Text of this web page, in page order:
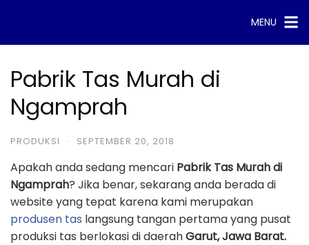
content
MENU
Pabrik Tas Murah di
Ngamprah
PRODUKSI · SEPTEMBER 20, 2018
Apakah anda sedang mencari Pabrik Tas Murah di
Ngamprah? Jika benar, sekarang anda berada di
website yang tepat karena kami merupakan
produsen tas langsung tangan pertama yang pusat
produksi tas berlokasi di daerahGarut, Jawa Barat.